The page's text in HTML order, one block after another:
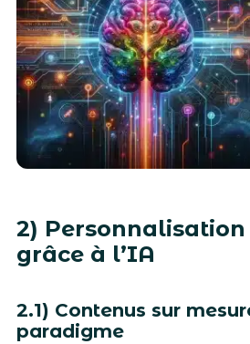
2) Personnalisation
grâce à l’IA
2.1) Contenus sur
paradigme